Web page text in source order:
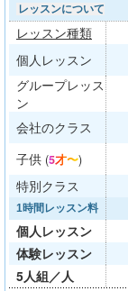
レッスンについて
レッスン種類
個人レッスン
グループレッス
ン
会社のクラス
子供 (5才〜)
特別クラス
1時間レッスン料
個人レッスン
体験レッスン
5人組／人